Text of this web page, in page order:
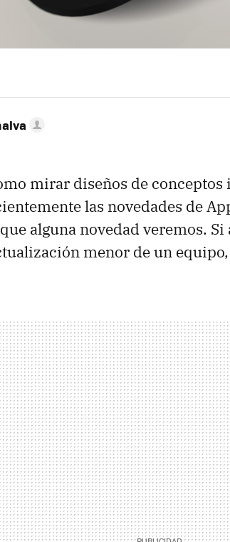
mirar diseños de
las novedades de
alguna novedad veremos. Si
menor de un